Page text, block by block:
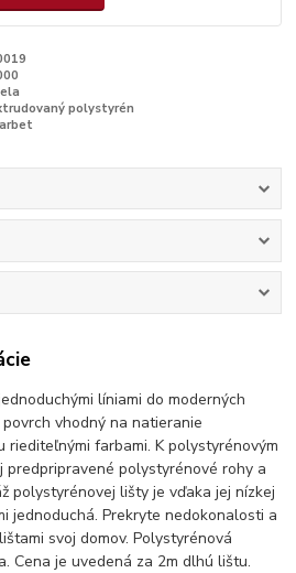
polystyrén
líniami do moderných
vhodný na natieranie
riediteľnými farbami. K polystyrénovým
predpripravené polystyrénové rohy a
polystyrénovej lišty je vďaka jej nízkej
jednoduchá. Prekryte nedokonalosti a
svoj domov. Polystyrénová
Cena je uvedená za 2m dlhú lištu.